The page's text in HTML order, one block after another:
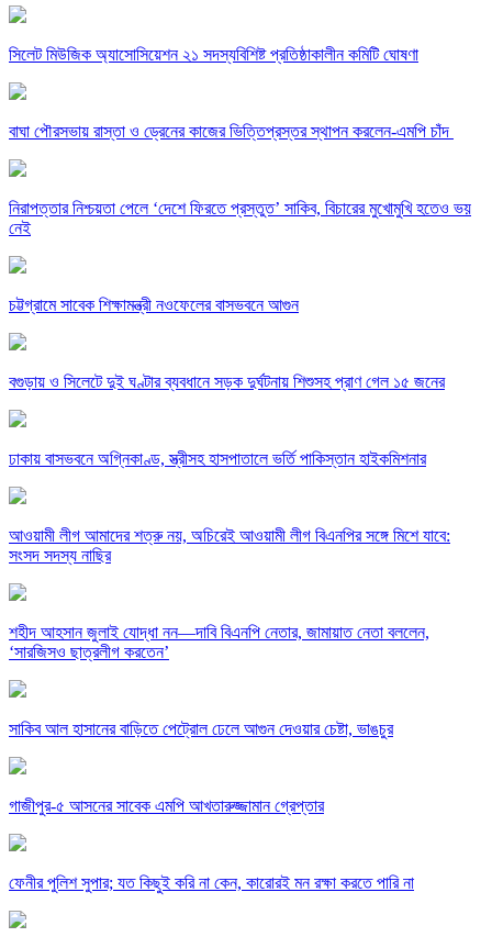
সিলেট মিউজিক অ্যাসোসিয়েশন ২১ সদস্যবিশিষ্ট প্রতিষ্ঠাকালীন কমিটি ঘোষণা
বাঘা পৌরসভায় রাস্তা ও ড্রেনের কাজের ভিত্তিপ্রস্তর স্থাপন করলেন-এমপি চাঁদ
নিরাপত্তার নিশ্চয়তা পেলে ‘দেশে ফিরতে প্রস্তুত’ সাকিব, বিচারের মুখোমুখি হতেও ভয়
নেই
চট্টগ্রামে সাবেক শিক্ষামন্ত্রী নওফেলের বাসভবনে আগুন
বগুড়ায় ও সিলেটে দুই ঘণ্টার ব্যবধানে সড়ক দুর্ঘটনায় শিশুসহ প্রাণ গেল ১৫ জনের
ঢাকায় বাসভবনে অগ্নিকাণ্ড, স্ত্রীসহ হাসপাতালে ভর্তি পাকিস্তান হাইকমিশনার
আওয়ামী লীগ আমাদের শত্রু নয়, অচিরেই আওয়ামী লীগ বিএনপির সঙ্গে মিশে যাবে:
সংসদ সদস্য নাছির
শহীদ আহসান জুলাই যোদ্ধা নন—দাবি বিএনপি নেতার, জামায়াত নেতা বললেন,
‘সারজিসও ছাত্রলীগ করতেন’
সাকিব আল হাসানের বাড়িতে পেট্রোল ঢেলে আগুন দেওয়ার চেষ্টা, ভাঙচুর
গাজীপুর-৫ আসনের সাবেক এমপি আখতারুজ্জামান গ্রেপ্তার
ফেনীর পুলিশ সুপার; যত কিছুই করি না কেন, কারোরই মন রক্ষা করতে পারি না